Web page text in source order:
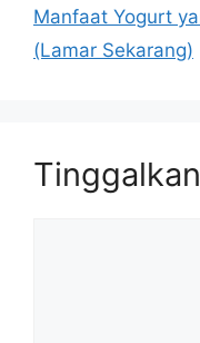
Manfaat Yogurt
(Lamar Sekarang)